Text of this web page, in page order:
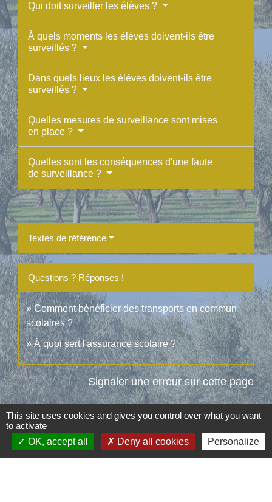
Qui doit surveiller les élèves ?
À quels moments les élèves doivent-ils être
surveillés ?
Dans quels lieux les élèves doivent-ils être
surveillés ?
Quelles mesures de surveillance sont mises
en place ?
Quelles sont les conséquences d'une faute
de surveillance ?
Textes de référence
Questions ? Réponses !
Comment bénéficier des transports en commun
scolaires ?
À quoi sert l'assurance scolaire ?
Signaler une erreur sur cette page
Contacts
This site uses cookies and gives you control over what you want
to activate
OK, accept all
Deny all cookies Personalize